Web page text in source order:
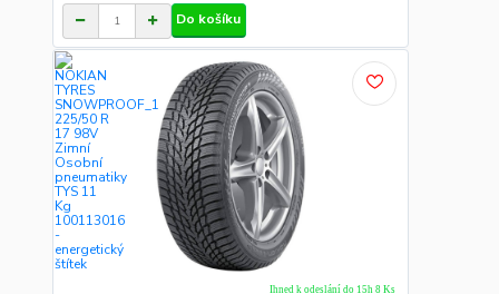
Do košíku
Ihned k odeslání do 15h 8 Ks